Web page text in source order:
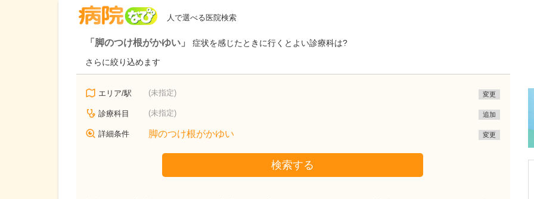
人で選べる医院検索
「脚のつけ根がかゆい」
症状を感じたときに行くとよい診療科は?
さらに絞り込めます
エリア/駅 (未指定) 変更
診療科目 (未指定) 追加
詳細条件 脚のつけ根がかゆい 変更
検索する